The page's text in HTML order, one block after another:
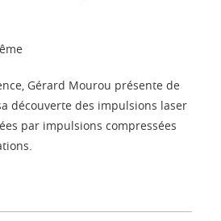
Gérard Mourou présente de
découverte des impulsions laser
par impulsions compressées